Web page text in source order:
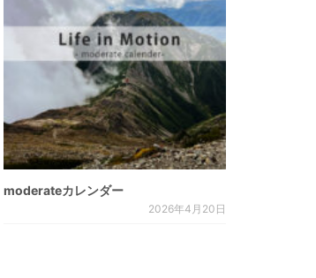
moderateカレンダー
2026年4月20日